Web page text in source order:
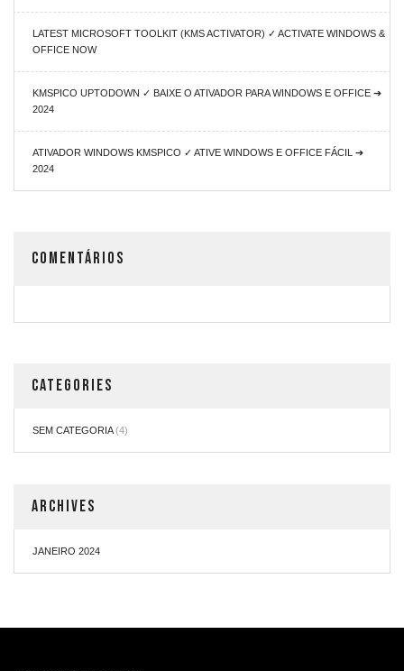
LATEST MICROSOFT TOOLKIT (KMS ACTIVATOR) ✓ ACTIVATE WINDOWS &
OFFICE NOW
KMSPICO UPTODOWN ✓ BAIXE O ATIVADOR PARA WINDOWS E OFFICE ➔
2024
ATIVADOR WINDOWS KMSPICO ✓ ATIVE WINDOWS E OFFICE FÁCIL ➔
2024
COMENTÁRIOS
CATEGORIES
SEM CATEGORIA(4)
ARCHIVES
JANEIRO 2024